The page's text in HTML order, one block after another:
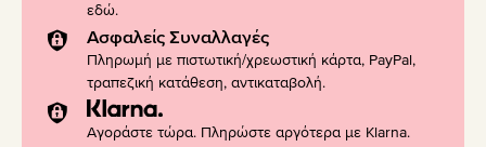
εδώ.
Ασφαλείς Συναλλαγές
Πληρωμή με πιστωτική/χρεωστική κάρτα, PayPal,
τραπεζική κατάθεση, αντικαταβολή.
Αγοράστε τώρα. Πληρώστε αργότερα με Klarna.